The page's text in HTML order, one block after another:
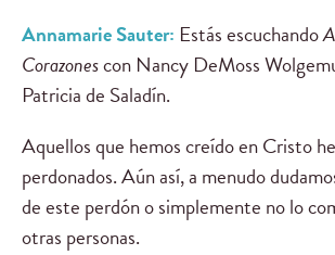
Annamarie Sauter: Estás escuchando
Corazonescon Nancy DeMoss
Patricia de Saladín.
Aquellos que hemos creído en Cristo
perdonados. Aún así, a menudo
de este perdón o simplemente no lo
otras personas.